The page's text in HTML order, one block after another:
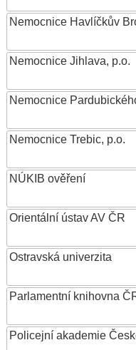
Nemocnice Havlíčkův
Nemocnice Jihlava, p.o.
Nemocnice
Nemocnice Trebic, p.o.
NÚKIB ověření
Orientální ústav AV ČR
Ostravská univerzita
Parlamentní knihovna
Policejní akademie